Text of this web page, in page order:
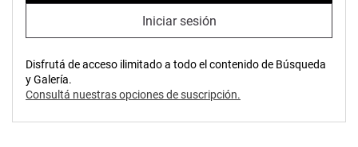
Iniciar sesión
Disfrutá de acceso ilimitado a todo el contenido de Búsqueda
y Galería.
Consultá nuestras opciones de suscripción.